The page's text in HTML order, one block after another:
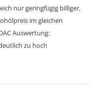
nur geringfügig billiger,
im gleichen
Auswertung:
zu hoch